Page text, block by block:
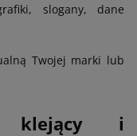
slogany, dane
Twojej marki lub
klejący i